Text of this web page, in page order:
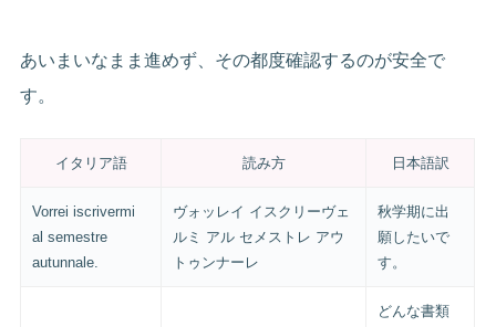
あいまいなまま進めず、その都度確認するのが安全で
す。
イタリア語 読み方 日本語訳
Vorrei iscrivermi
al semestre
autunnale.
ヴォッレイ イスクリーヴェ
ルミ アル セメストレ アウ
トゥンナーレ
秋学期に出
願したいで
す。
どんな書類